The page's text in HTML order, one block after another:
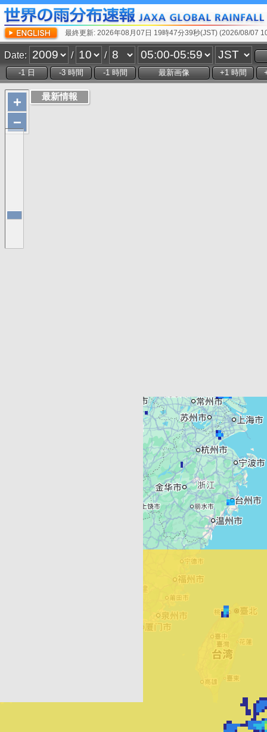
最終更新: 2026年08月07日 19時47分39秒(JST) (2026/08/07
Date: / /
+
−